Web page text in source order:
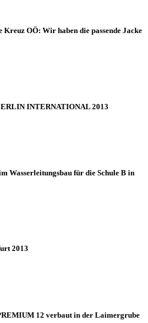
OÖ: Wir haben die passende Jacke
INTERNATIONAL 2013
Wasserleitungsbau für die Schule B in
2013
12 verbaut in der Laimergrube